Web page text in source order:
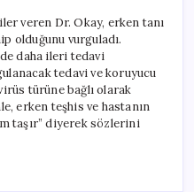
veren Dr. Okay, erken tanı
olduğunu vurguladı.
daha ileri tedavi
tedavi ve koruyucu
türüne bağlı olarak
erken teşhis ve hastanın
taşır” diyerek sözlerini